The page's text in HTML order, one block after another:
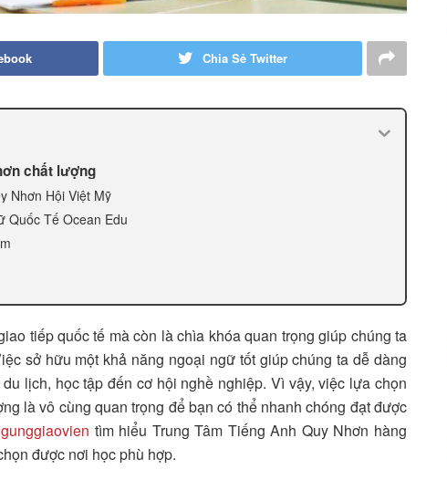
Chia Sẻ Twitter
chất lượng
Nhơn Hội Việt Mỹ
Quốc Tế Ocean Edu
tiếp quốc tế mà còn là chìa khóa quan trọng giúp chúng ta
sở hữu một khả năng ngoại ngữ tốt giúp chúng ta dễ dàng
lịch, học tập đến cơ hội nghề nghiệp. Vì vậy, việc lựa chọn
là vô cùng quan trọng để bạn có thể nhanh chóng đạt được
tìm hiểu Trung Tâm Tiếng Anh Quy Nhơn hàng
được nơi học phù hợp.